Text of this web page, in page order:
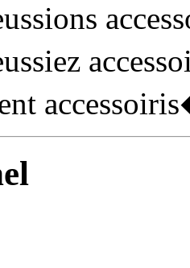
accessoiris